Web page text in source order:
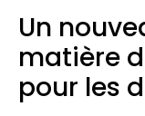
Un
matière
pour les